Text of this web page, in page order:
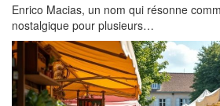
Enrico Macias, un nom qui résonne
nostalgique pour plusieurs…